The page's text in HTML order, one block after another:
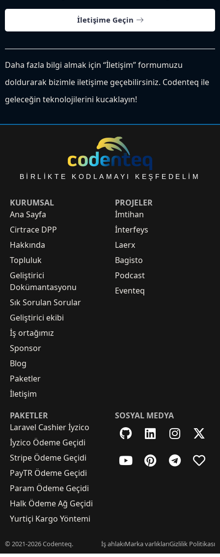
İletişime Geçin
Daha fazla bilgi almak için “İletişim” formumuzu
doldurarak bizimle iletişime geçebilirsiniz. Codenteq ile
geleceğin teknolojilerini kucaklayın!
BIRLIKTE KODLAMAYI KEŞFEDELIM
KURUMSAL
Ana Sayfa
Cirtrace DPP
Hakkında
Topluluk
Geliştirici
Dokümantasyonu
Sık Sorulan Sorular
Geliştirici ekibi
İş ortağımız
Sponsor
Blog
Paketler
İletişim
PROJELER
İmtihan
İnterfeys
Laerx
Bagisto
Podcast
Eventeq
PAKETLER
Laravel Cashier İyzico
İyzico Ödeme Geçidi
Stripe Ödeme Geçidi
PayTR Ödeme Geçidi
Param Ödeme Geçidi
Halk Ödeme Ağ Geçidi
Yurtiçi Kargo Yöntemi
SOSYAL MEDYA
© 2021-2026 Codenteq. İş ahlakıMarka varlıklarıGizlilik Politikası